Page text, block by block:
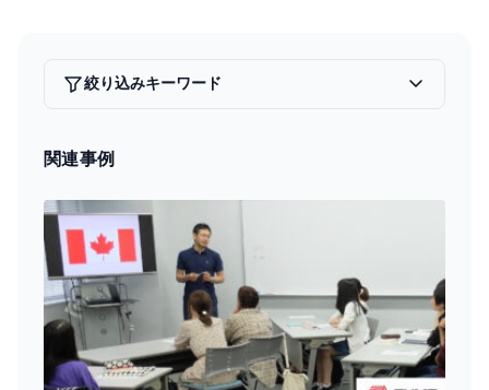
e
o
k
l
a
絞り込みキーワード
関連事例